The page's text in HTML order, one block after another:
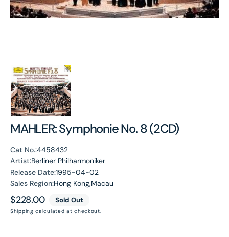
MAHLER: Symphonie No. 8 (2CD)
Cat No.:4458432
Artist:Berliner Philharmoniker
Release Date:1995-04-02
Sales Region:Hong Kong,Macau
Regular
price
$228.00 Sold Out
Shipping calculated at checkout.